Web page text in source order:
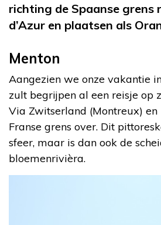
richting de Spaanse grens
d’Azur en plaatsen als
Menton
Aangezien we onze vakantie
zult begrijpen al een reisje op
Via Zwitserland (Montreux)
Franse grens over. Dit
sfeer, maar is dan ook de
bloemenrivièra.